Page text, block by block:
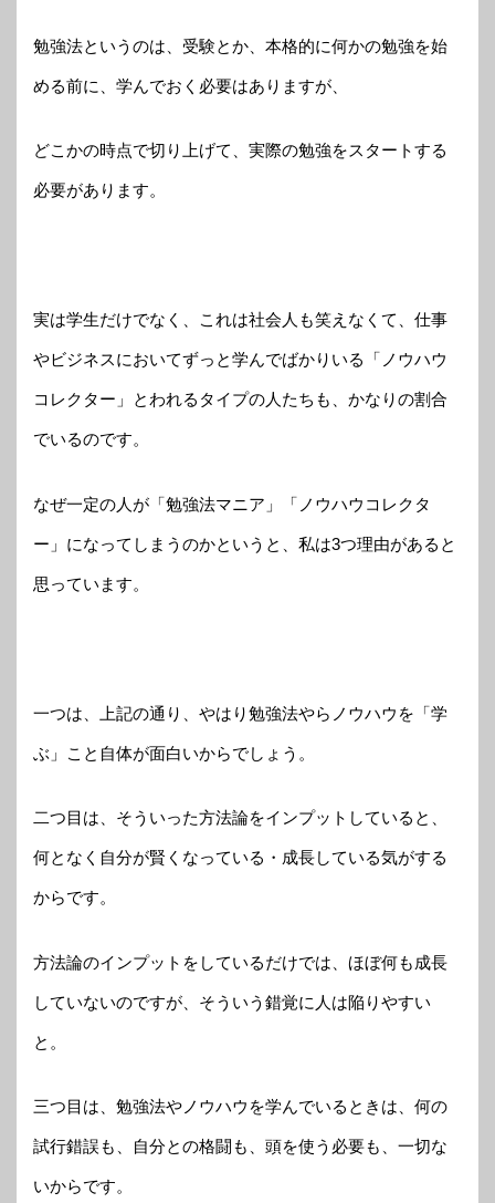
勉強法というのは、受験とか、本格的に何かの勉強を始
める前に、学んでおく必要はありますが、
どこかの時点で切り上げて、実際の勉強をスタートする
必要があります。
実は学生だけでなく、これは社会人も笑えなくて、仕事
やビジネスにおいてずっと学んでばかりいる「ノウハウ
コレクター」とわれるタイプの人たちも、かなりの割合
でいるのです。
なぜ一定の人が「勉強法マニア」「ノウハウコレクタ
ー」になってしまうのかというと、私は3つ理由があると
思っています。
一つは、上記の通り、やはり勉強法やらノウハウを「学
ぶ」こと自体が面白いからでしょう。
二つ目は、そういった方法論をインプットしていると、
何となく自分が賢くなっている・成長している気がする
からです。
方法論のインプットをしているだけでは、ほぼ何も成長
していないのですが、そういう錯覚に人は陥りやすい
と。
三つ目は、勉強法やノウハウを学んでいるときは、何の
試行錯誤も、自分との格闘も、頭を使う必要も、一切な
いからです。